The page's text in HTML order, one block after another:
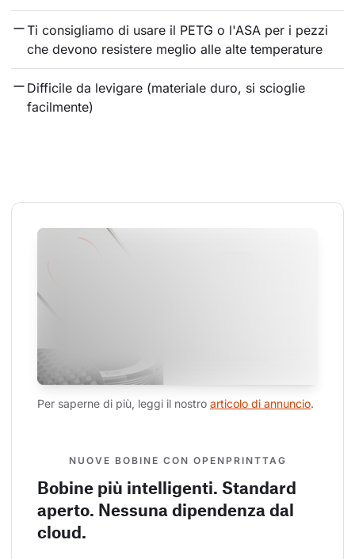
Ti consigliamo di usare il PETG o l'ASA per i pezzi
che devono resistere meglio alle alte temperature
Difficile da levigare (materiale duro, si scioglie
facilmente)
Per saperne di più, leggi il nostro articolo di annuncio.
NUOVE BOBINE CON OPENPRINTTAG
Bobine più intelligenti. Standard
aperto. Nessuna dipendenza dal
cloud.